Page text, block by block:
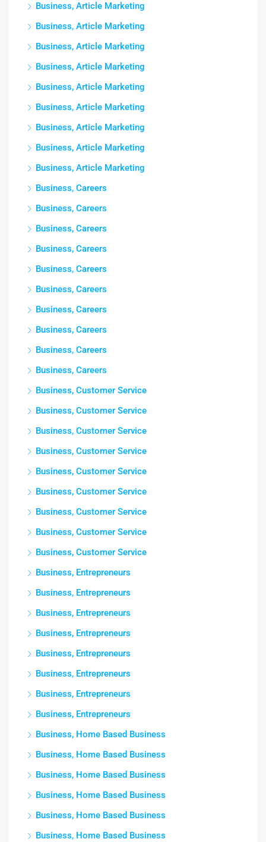
Business, Article Marketing
Business, Article Marketing
Business, Article Marketing
Business, Article Marketing
Business, Article Marketing
Business, Article Marketing
Business, Article Marketing
Business, Article Marketing
Business, Article Marketing
Business, Careers
Business, Careers
Business, Careers
Business, Careers
Business, Careers
Business, Careers
Business, Careers
Business, Careers
Business, Careers
Business, Careers
Business, Customer Service
Business, Customer Service
Business, Customer Service
Business, Customer Service
Business, Customer Service
Business, Customer Service
Business, Customer Service
Business, Customer Service
Business, Customer Service
Business, Entrepreneurs
Business, Entrepreneurs
Business, Entrepreneurs
Business, Entrepreneurs
Business, Entrepreneurs
Business, Entrepreneurs
Business, Entrepreneurs
Business, Entrepreneurs
Business, Home Based Business
Business, Home Based Business
Business, Home Based Business
Business, Home Based Business
Business, Home Based Business
Business, Home Based Business